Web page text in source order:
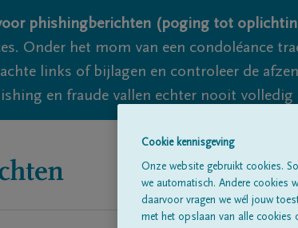
phishingberichten (poging tot
Onder het mom van een condoléance
links of bijlagen en controleer de
en fraude vallen echter nooit
Cookie kennisgeving
Onze website gebruikt cookies.
we automatisch. Andere cookies
daarvoor vragen we wél jouw
met het opslaan van alle cookies